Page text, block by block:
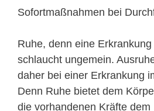
Sofortmaßnahmen bei
Ruhe, denn eine
schlaucht ungemein.
daher bei einer Erkrankung
Denn Ruhe bietet dem
die vorhandenen Kräfte